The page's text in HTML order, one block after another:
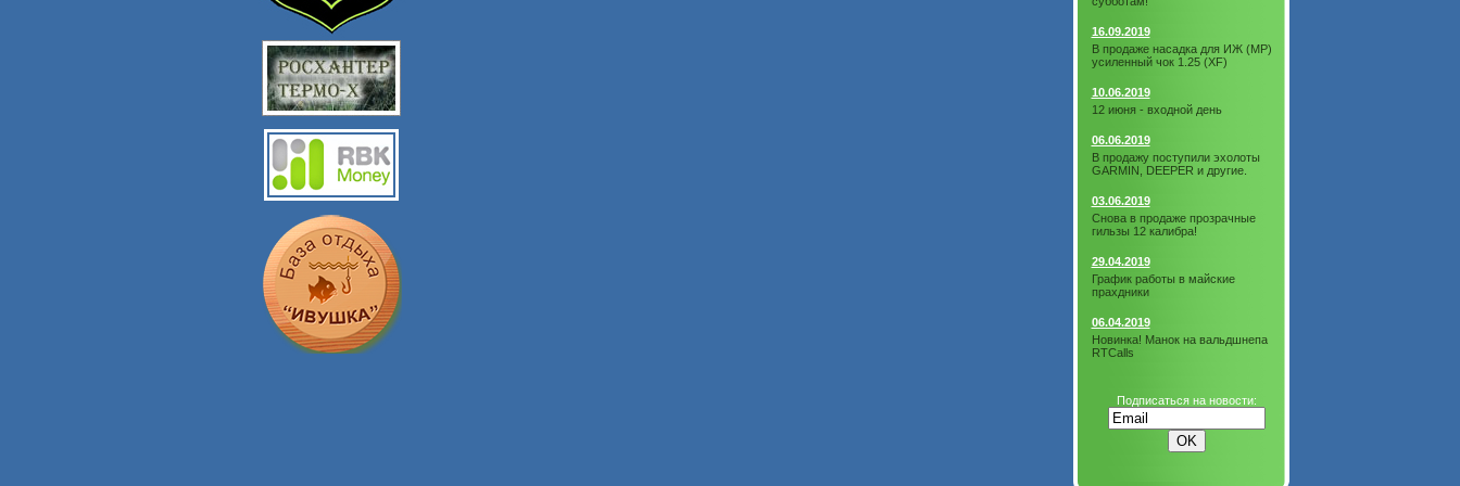
16.09.2019
В продаже насадка для ИЖ (МР)
усиленный чок 1.25 (XF)
10.06.2019
12 июня - входной день
06.06.2019
В продажу поступили эхолоты
GARMIN, DEEPER и другие.
03.06.2019
Снова в продаже прозрачные
гильзы 12 калибра!
29.04.2019
График работы в майские
прахдники
06.04.2019
Новинка! Манок на вальдшнепа
RTCalls
Подписаться на новости: